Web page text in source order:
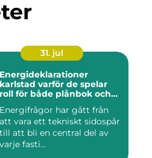
31. jul
Energideklarationer
karlstad varför de spelar
roll för både plånbok och
Energifrågor har gått från
att vara ett tekniskt sidospår
till att bli en central del av
varje fasti...